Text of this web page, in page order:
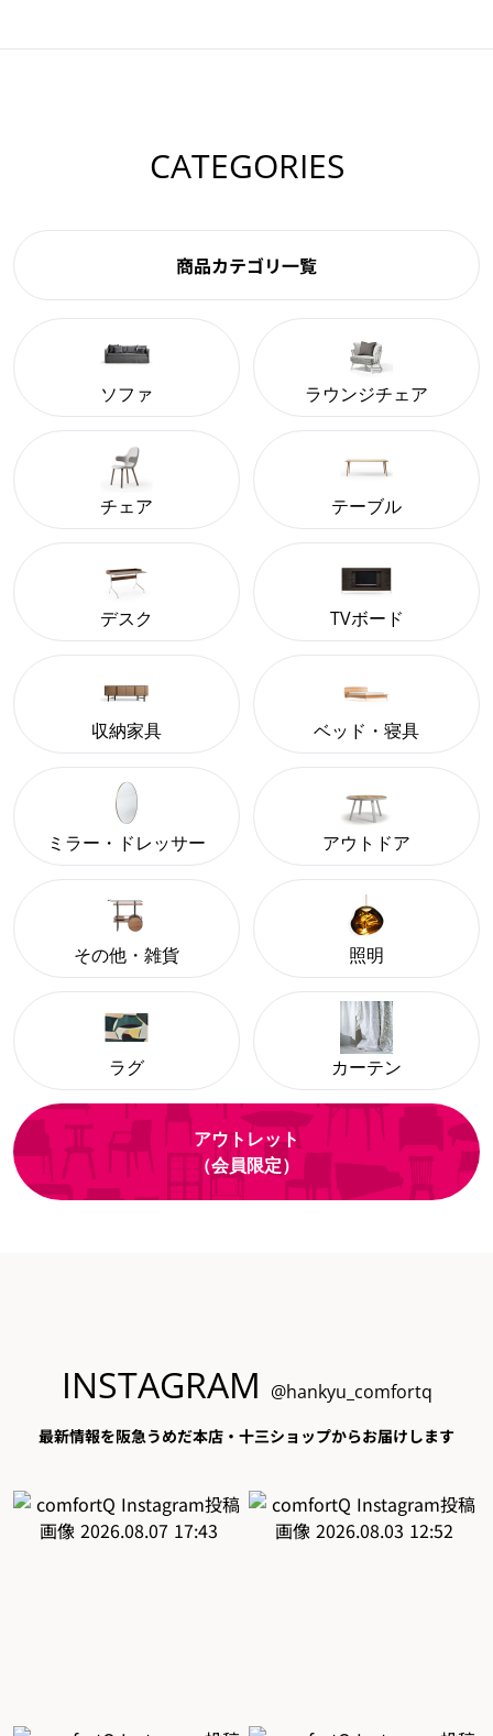
CATEGORIES
商品カテゴリ一覧
ソファ ラウンジチェア
チェア テーブル
デスク TVボード
収納家具 ベッド・寝具
ミラー・ドレッサー アウトドア
その他・雑貨 照明
ラグ カーテン
アウトレット
（会員限定）
INSTAGRAM @hankyu_comfortq
最新情報を阪急うめだ本店・十三ショップからお届けします